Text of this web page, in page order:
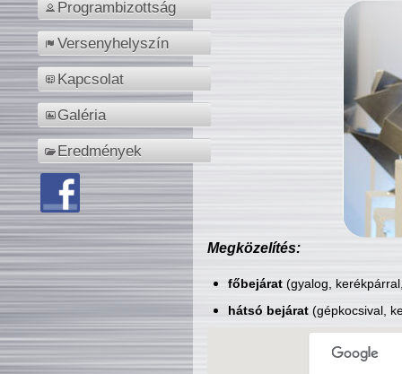
Programbizottság
Versenyhelyszín
Kapcsolat
Galéria
Eredmények
Megközelítés:
főbejárat(gyalog,
hátsó bejárat(gépkocsival,